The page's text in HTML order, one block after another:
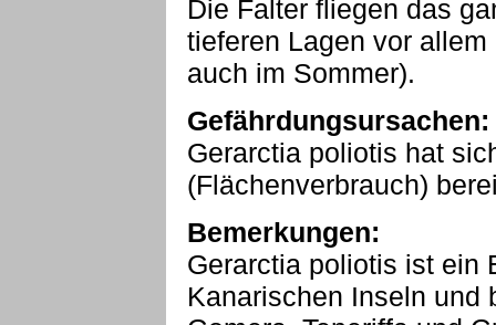
Die Falter fliegen das
tieferen Lagen vor
auch im Sommer).
Gefährdungsursachen:
Gerarctia poliotis hat
(Flächenverbrauch)
Bemerkungen:
Gerarctia poliotis ist ein
Kanarischen Inseln und